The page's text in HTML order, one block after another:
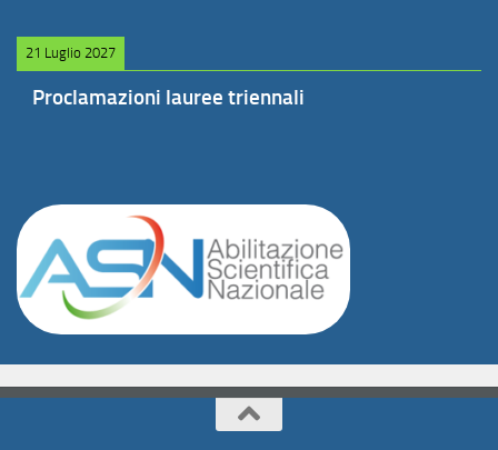
21 Luglio 2027
Proclamazioni lauree triennali